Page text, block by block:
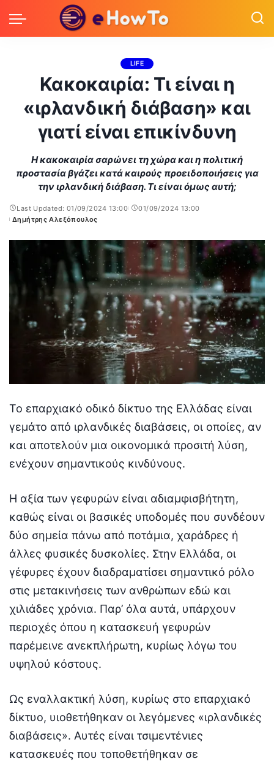
LIFE
Κακοκαιρία: Τι είναι η
«ιρλανδική διάβαση» και
γιατί είναι επικίνδυνη
Η κακοκαιρία σαρώνει τη χώρα και η πολιτική
προστασία βγάζει κατά καιρούς προειδοποιήσεις για
την ιρλανδική διάβαση. Τι είναι όμως αυτή;
Last Updated: 01/09/2024 13:00
01/09/2024 13:00
Posted
Δημήτρης Αλεξόπουλος
Το επαρχιακό οδικό δίκτυο της Ελλάδας είναι
γεμάτο από ιρλανδικές διαβάσεις, οι οποίες, αν
και αποτελούν μια οικονομικά προσιτή λύση,
ενέχουν σημαντικούς κινδύνους.
Η αξία των γεφυρών είναι αδιαμφισβήτητη,
καθώς είναι οι βασικές υποδομές που συνδέουν
δύο σημεία πάνω από ποτάμια, χαράδρες ή
άλλες φυσικές δυσκολίες. Στην Ελλάδα, οι
γέφυρες έχουν διαδραματίσει σημαντικό ρόλο
στις μετακινήσεις των ανθρώπων εδώ και
χιλιάδες χρόνια. Παρ’ όλα αυτά, υπάρχουν
περιοχές όπου η κατασκευή γεφυρών
παρέμεινε ανεκπλήρωτη, κυρίως λόγω του
υψηλού κόστους.
Ως εναλλακτική λύση, κυρίως στο επαρχιακό
δίκτυο, υιοθετήθηκαν οι λεγόμενες «ιρλανδικές
διαβάσεις». Αυτές είναι τσιμεντένιες
κατασκευές που τοποθετήθηκαν σε